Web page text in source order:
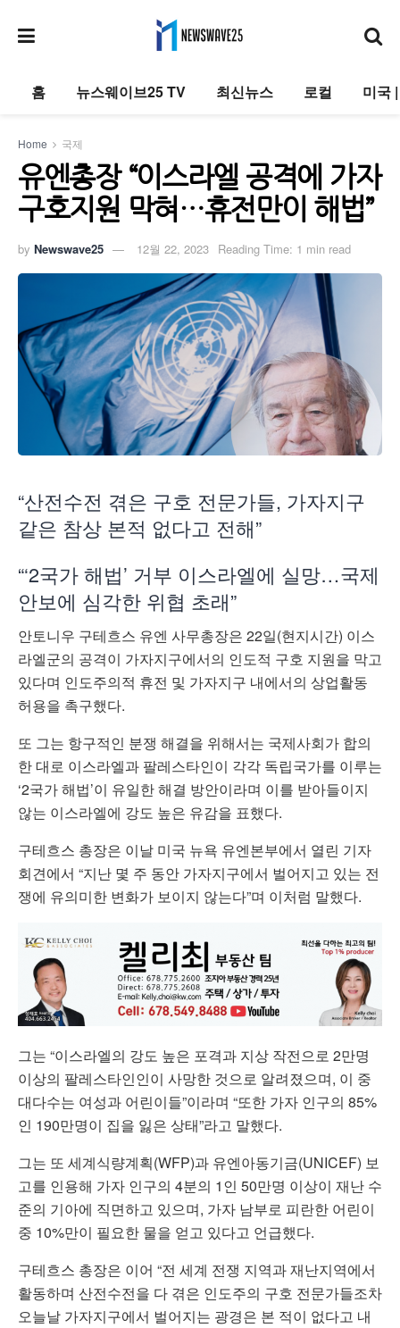
홈 뉴스웨이브25 TV 최신뉴스 로컬 미국
Home 국제
유엔총장 “이스라엘 공격에 가자
구호지원 막혀…휴전만이 해법”
by Newswave25 12월 22, 2023 Reading Time: 1 min read
“산전수전 겪은 구호 전문가들, 가자지구
같은 참상 본적 없다고 전해”
“‘2국가 해법’ 거부 이스라엘에 실망…국제
안보에 심각한 위협 초래”
안토니우 구테흐스 유엔 사무총장은 22일(현지시간) 이스
라엘군의 공격이 가자지구에서의 인도적 구호 지원을 막고
있다며 인도주의적 휴전 및 가자지구 내에서의 상업활동
허용을 촉구했다.
또 그는 항구적인 분쟁 해결을 위해서는 국제사회가 합의
한 대로 이스라엘과 팔레스타인이 각각 독립국가를 이루는
‘2국가 해법’이 유일한 해결 방안이라며 이를 받아들이지
않는 이스라엘에 강도 높은 유감을 표했다.
구테흐스 총장은 이날 미국 뉴욕 유엔본부에서 열린 기자
회견에서 “지난 몇 주 동안 가자지구에서 벌어지고 있는 전
쟁에 유의미한 변화가 보이지 않는다”며 이처럼 말했다.
그는 “이스라엘의 강도 높은 포격과 지상 작전으로 2만명
이상의 팔레스타인인이 사망한 것으로 알려졌으며, 이 중
대다수는 여성과 어린이들”이라며 “또한 가자 인구의 85%
인 190만명이 집을 잃은 상태”라고 말했다.
그는 또 세계식량계획(WFP)과 유엔아동기금(UNICEF) 보
고를 인용해 가자 인구의 4분의 1인 50만명 이상이 재난 수
준의 기아에 직면하고 있으며, 가자 남부로 피란한 어린이
중 10%만이 필요한 물을 얻고 있다고 언급했다.
구테흐스 총장은 이어 “전 세계 전쟁 지역과 재난지역에서
활동하며 산전수전을 다 겪은 인도주의 구호 전문가들조차
오늘날 가자지구에서 벌어지는 광경은 본 적이 없다고 내